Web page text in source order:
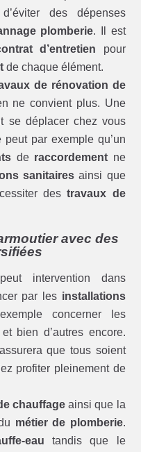
des dépenses
plomberie. Il est
d’entretien pour
de chaque élément.
de rénovation de
ne convient plus. Une
se déplacer chez vous
par exemple qu’un
de raccordement ne
sanitairesainsi que
destravaux de
avec des
intervention dans
par les installations
concerner les
et bien d’autres encore.
que tous soient
profiter pleinement de
chauffageainsi que la
métier de plomberie.
eau tandis que le